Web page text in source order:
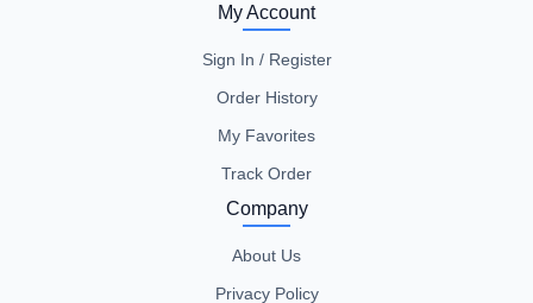
My Account
Sign In / Register
Order History
My Favorites
Track Order
Company
About Us
Privacy Policy